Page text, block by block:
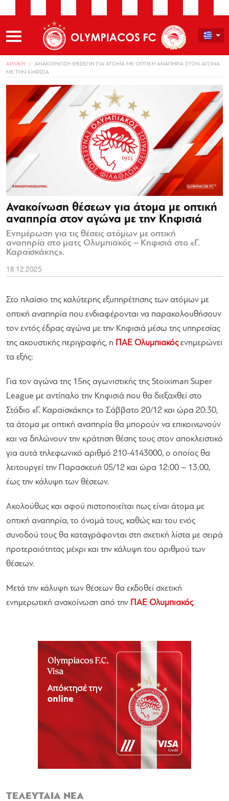
ΑΡΧΙΚΗ
ΑΝΑΚΟΙΝΩΣΗ ΘΕΣΕΩΝ ΓΙΑ ΑΤΟΜΑ ΜΕ ΟΠΤΙΚΗ ΑΝΑΠΗΡΙΑ ΣΤΟΝ ΑΓΩΝΑ
ΜΕ ΤΗΝ ΚΗΦΙΣΙΑ
Ανακοίνωση θέσεων για άτομα με οπτική
αναπηρία στον αγώνα με την Κηφισιά
Ενημέρωση για τις θέσεις ατόμων με οπτική
αναπηρία στο ματς Ολυμπιακός – Κηφισιά στο «Γ.
Καραϊσκάκης».
18.12.2025
Στο πλαίσιο της καλύτερης εξυπηρέτησης των ατόμων με
οπτική αναπηρία που ενδιαφέρονται να παρακολουθήσουν
τον εντός έδρας αγώνα με την Κηφισιά μέσω της υπηρεσίας
της ακουστικής περιγραφής, η ΠΑΕ Ολυμπιακόςενημερώνει
τα εξής:
Για τον αγώνα της 15ης αγωνιστικής της Stoiximan Super
League με αντίπαλο την Κηφισιά που θα διεξαχθεί στο
Στάδιο «Γ. Καραϊσκάκης» το Σάββατο 20/12 και ώρα 20:30,
τα άτομα με οπτική αναπηρία θα μπορούν να επικοινωνούν
και να δηλώνουν την κράτηση θέσης τους στον αποκλειστικό
για αυτά τηλεφωνικό αριθμό 210-4143000, ο οποίος θα
λειτουργεί την Παρασκευή 05/12 και ώρα 12:00 – 13:00,
έως την κάλυψη των θέσεων.
Ακολούθως και αφού πιστοποιείται πως είναι άτομα με
οπτική αναπηρία, το όνομά τους, καθώς και του ενός
συνοδού τους θα καταγράφονται στη σχετική λίστα με σειρά
προτεραιότητας μέχρι και την κάλυψη του αριθμού των
θέσεων.
Μετά την κάλυψη των θέσεων θα εκδοθεί σχετική
ενημερωτική ανακοίνωση από την ΠΑΕ Ολυμπιακός.
ΤΕΛΕΥΤΑΙΑ ΝΕΑ